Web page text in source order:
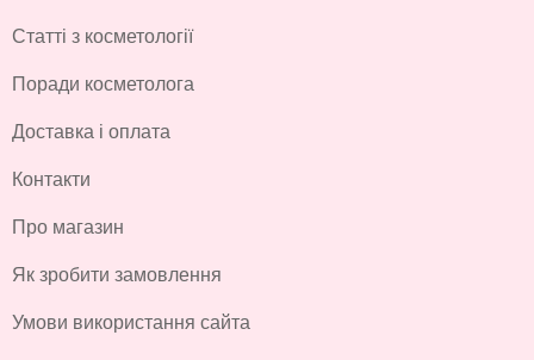
Статті з косметології
Поради косметолога
Доставка і оплата
Контакти
Про магазин
Як зробити замовлення
Умови використання сайта